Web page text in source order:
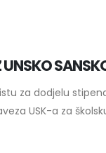
UNSKO
za dodjelu
USK-a za